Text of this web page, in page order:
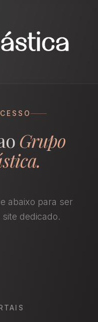
Grupo
abaixo para ser
dedicado.